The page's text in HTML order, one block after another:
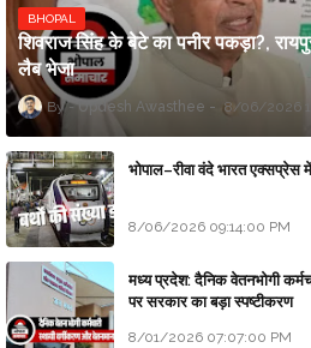
BHOPAL
शिवराज सिंह के बेटे का पनीर पकड़ा?,
लैब भेजा
Updesh Awasthee 8/06/2026
भोपाल–रीवा वंदे भारत एक्सप्रेस
8/06/2026 09:14:00 PM
मध्य प्रदेश: दैनिक वेतनभोगी
पर सरकार का बड़ा स्पष्टीकरण
8/01/2026 07:07:00 PM